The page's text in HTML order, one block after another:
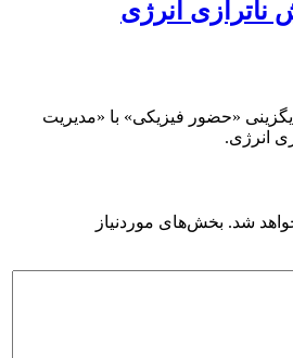
ناترازی انرژی
«حضور فیزیکی» با «مدیریت
انرژی.
شد. بخش‌های موردنیاز